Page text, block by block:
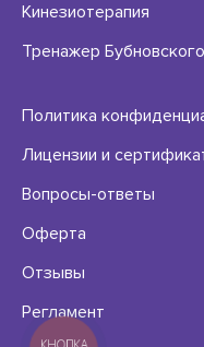
Кинезиотерапия
Тренажер Бубновского
Политика
Лицензии и
Вопросы-ответы
Оферта
Отзывы
Регламент